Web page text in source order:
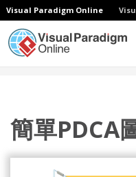
Visual Paradigm Online
簡單PDCA